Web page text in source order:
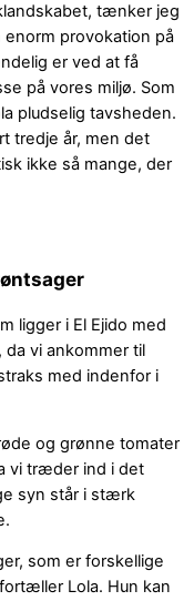
tænker jeg
provokation på
er ved at få
på vores miljø. Som
pludselig tavsheden.
tredje år, men det
ikke så mange, der
ligger i El Ejido med
vi ankommer til
med indenfor i
og grønne tomater
vi træder ind i det
syn står i stærk
som er forskellige
Lola. Hun kan